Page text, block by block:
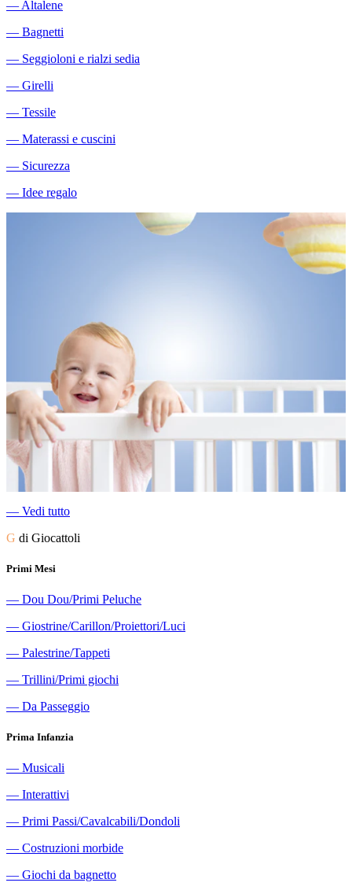
―Altalene
― Bagnetti
― Seggioloni e rialzi sedia
― Girelli
― Tessile
― Materassi e cuscini
― Sicurezza
― Idee regalo
― Vedi tutto
G di Giocattoli
Primi Mesi
― Dou Dou/Primi Peluche
― Giostrine/Carillon/Proiettori/Luci
― Palestrine/Tappeti
― Trillini/Primi giochi
― Da Passeggio
Prima Infanzia
― Musicali
― Interattivi
― Primi Passi/Cavalcabili/Dondoli
― Costruzioni morbide
― Giochi da bagnetto